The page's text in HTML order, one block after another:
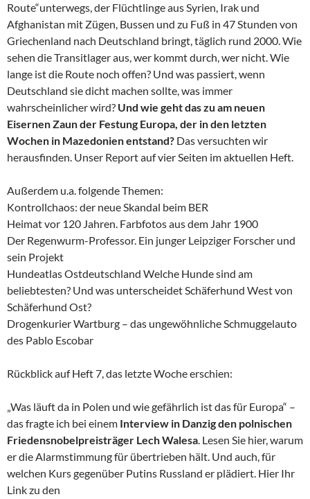
Route“unterwegs, der Flüchtlinge aus Syrien, Irak und
Afghanistan mit Zügen, Bussen und zu Fuß in 47 Stunden von
Griechenland nach Deutschland bringt, täglich rund 2000. Wie
sehen die Transitlager aus, wer kommt durch, wer nicht. Wie
lange ist die Route noch offen? Und was passiert, wenn
Deutschland sie dicht machen sollte, was immer
wahrscheinlicher wird? Und wie geht das zu am neuen
Eisernen Zaun der Festung Europa, der in den letzten
Wochen in Mazedonien entstand? Das versuchten wir
herausfinden. Unser Report auf vier Seiten im aktuellen Heft.
Außerdem u.a. folgende Themen:
Kontrollchaos: der neue Skandal beim BER
Heimat vor 120 Jahren. Farbfotos aus dem Jahr 1900
Der Regenwurm-Professor. Ein junger Leipziger Forscher und
sein Projekt
Hundeatlas Ostdeutschland Welche Hunde sind am
beliebtesten? Und was unterscheidet Schäferhund West von
Schäferhund Ost?
Drogenkurier Wartburg – das ungewöhnliche Schmuggelauto
des Pablo Escobar
Rückblick auf Heft 7, das letzte Woche erschien:
„Was läuft da in Polen und wie gefährlich ist das für Europa“ –
das fragte ich bei einem Interview in Danzig den polnischen
Friedensnobelpreisträger Lech Walesa. Lesen Sie hier, warum
er die Alarmstimmung für übertrieben hält. Und auch, für
welchen Kurs gegenüber Putins Russland er plädiert. Hier Ihr
Link zu den